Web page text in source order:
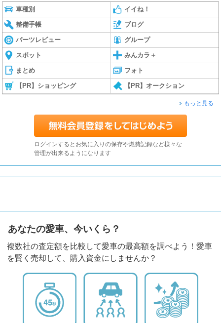
車種別 イイね！
整備手帳 ブログ
パーツレビュー グループ
スポット みんカラ＋
まとめ フォト
【PR】ショッピング 【PR】オークション
もっと見る
ログインするとお気に入りの保存や燃費記録など様々な
管理が出来るようになります
あなたの愛車、今いくら？
複数社の査定額を比較して愛車の最高額を調べよう！愛車
を賢く売却して、購入資金にしませんか？